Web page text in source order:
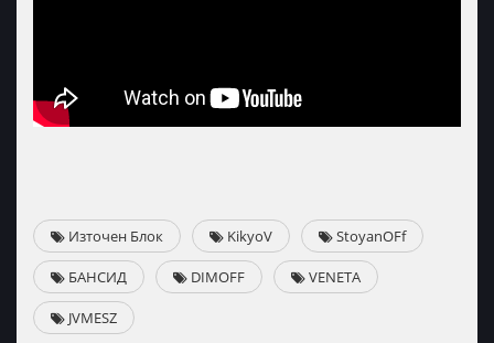
Източен Блок KikyoV StoyanOFf
БАНСИД DIMOFF VENETA
JVMESZ